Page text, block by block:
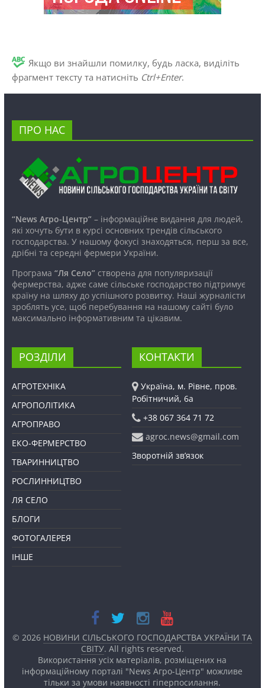
Якщо ви знайшли помилку, будь ласка, виділіть
фрагмент тексту та натисніть Ctrl+Enter.
ПРО НАС
“News Агро-Центр”– інформаційне видання для людей,
які хочуть бути в курсі основних трендів сільського
господарства. У нашому фокусі знаходяться, перш за все,
дрібні та середні фермери України.
Програма “Ля Село”створена для популяризації
фермерства, адже саме сільське господарство підтримує
країну на шляху до успішного розвитку. Наші журналісти
зроблять усе, щоб перебування на нашому сайті було
максимально інформативним та цікавим.
РОЗДІЛИ
АГРОТЕХНІКА
АГРОПОЛІТИКА
АГРОПРАВО
ЕКО-ФЕРМЕРСТВО
ТВАРИННИЦТВО
РОСЛИННИЦТВО
ЛЯ СЕЛО
БЛОГИ
ФОТОГАЛЕРЕЯ
ІНШЕ
КОНТАКТИ
Україна, м. Рівне, пров.
Робітничий, 6а
+38 067 364 71 72
agroc.news@gmail.com
Зворотній зв’язок
© 2026 НОВИНИ СІЛЬСЬКОГО ГОСПОДАРСТВА УКРАЇНИ ТА
СВІТУ. All rights reserved.
Використання усіх матеріалів, розміщених на
інформаційному порталі "News Агро-Центр" можливе
тільки за умови наявності гіперпосилання.